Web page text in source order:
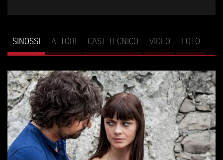
Schede primarie
SINOSSI (SCHEDA
ATTIVA)
ATTORI CAST TECNICO VIDEO FOTO